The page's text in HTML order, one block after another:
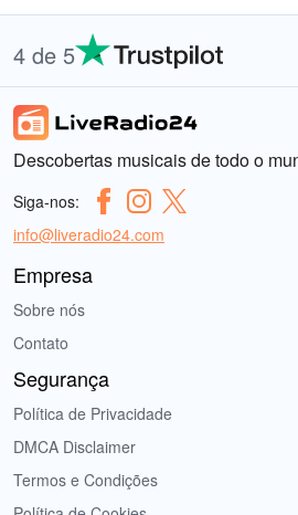
4 de 5
Descobertas musicais de todo o
Siga-nos:
info@liveradio24.com
Empresa
Sobre nós
Contato
Segurança
Política de Privacidade
DMCA Disclaimer
Termos e Condições